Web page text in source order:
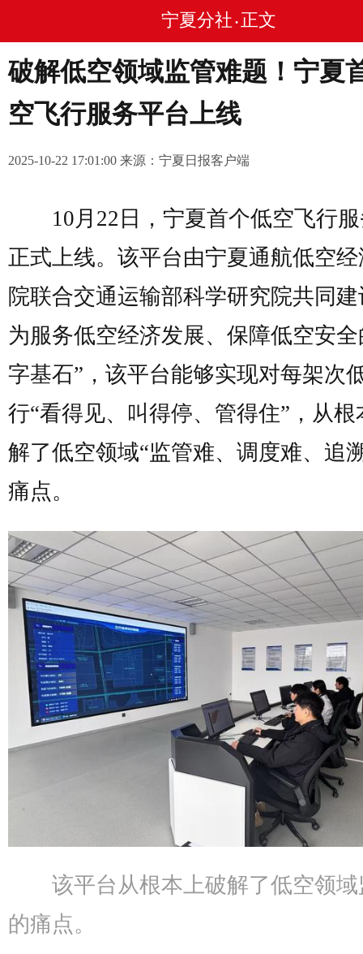
宁夏分社 • 正文
破解低空领域监管难题！宁夏
空飞行服务平台上线
2025-10-22 17:01:00 来源：宁夏日报客户端
10月22日，宁夏首个低空飞行服
正式上线。该平台由宁夏通航低空
院联合交通运输部科学研究院共同
为服务低空经济发展、保障低空安全
字基石”，该平台能够实现对每架次
行“看得见、叫得停、管得住”，从根
解了低空领域“监管难、调度难、追
痛点。
该平台从根本上破解了低空领
的痛点。